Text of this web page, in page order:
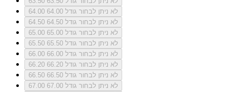
64.00
לא ניתן לבחור גודל 64.00
64.50
לא ניתן לבחור גודל 64.50
65.00
לא ניתן לבחור גודל 65.00
65.50
לא ניתן לבחור גודל 65.50
66.00
לא ניתן לבחור גודל 66.00
66.20
לא ניתן לבחור גודל 66.20
66.50
לא ניתן לבחור גודל 66.50
67.00
לא ניתן לבחור גודל 67.00